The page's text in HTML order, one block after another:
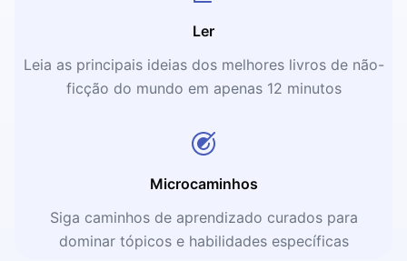
Ler
Leia as principais ideias dos melhores livros de não-
ficção do mundo em apenas 12 minutos
Microcaminhos
Siga caminhos de aprendizado curados para
dominar tópicos e habilidades específicas